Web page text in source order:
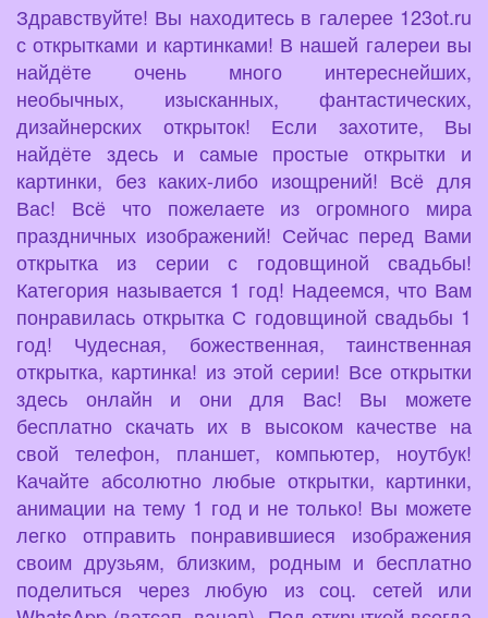
Здравствуйте! Вы находитесь в галерее 123ot.ru
с открытками и картинками! В нашей галереи вы
найдёте очень много интереснейших,
необычных, изысканных, фантастических,
дизайнерских открыток! Если захотите, Вы
найдёте здесь и самые простые открытки и
картинки, без каких-либо изощрений! Всё для
Вас! Всё что пожелаете из огромного мира
праздничных изображений! Сейчас перед Вами
открытка из серии с годовщиной свадьбы!
Категория называется 1 год! Надеемся, что Вам
понравилась открытка С годовщиной свадьбы 1
год! Чудесная, божественная, таинственная
открытка, картинка! из этой серии! Все открытки
здесь онлайн и они для Вас! Вы можете
бесплатно скачать их в высоком качестве на
свой телефон, планшет, компьютер, ноутбук!
Качайте абсолютно любые открытки, картинки,
анимации на тему 1 год и не только! Вы можете
легко отправить понравившиеся изображения
своим друзьям, близким, родным и бесплатно
поделиться через любую из соц. сетей или